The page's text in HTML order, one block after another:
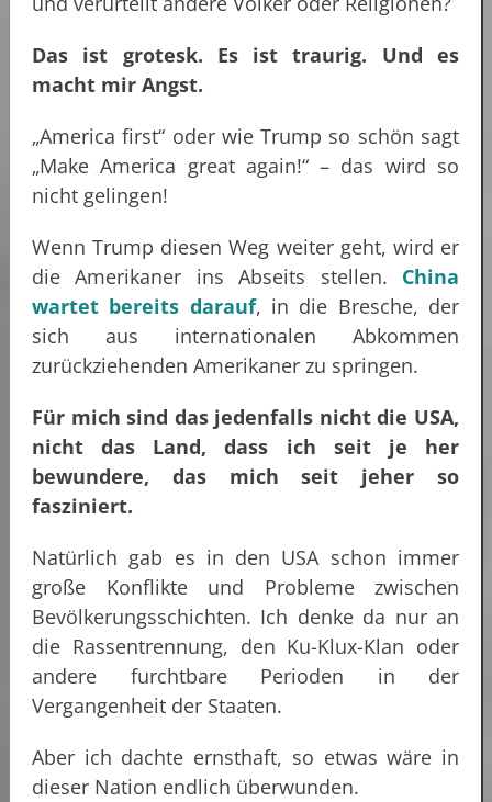
Das ist grotesk. Es ist traurig. Und es
macht mir Angst.
„America first“ oder wie Trump so schön sagt
„Make America great again!“ – das wird so
nicht gelingen!
Wenn Trump diesen Weg weiter geht, wird er
die Amerikaner ins Abseits stellen. China
wartet bereits darauf, in die Bresche, der
sich aus internationalen Abkommen
zurückziehenden Amerikaner zu springen.
Für mich sind das jedenfalls nicht die USA,
nicht das Land, dass ich seit je her
bewundere, das mich seit jeher so
fasziniert.
Natürlich gab es in den USA schon immer
große Konflikte und Probleme zwischen
Bevölkerungsschichten. Ich denke da nur an
die Rassentrennung, den Ku-Klux-Klan oder
andere furchtbare Perioden in der
Vergangenheit der Staaten.
Aber ich dachte ernsthaft, so etwas wäre in
dieser Nation endlich überwunden.